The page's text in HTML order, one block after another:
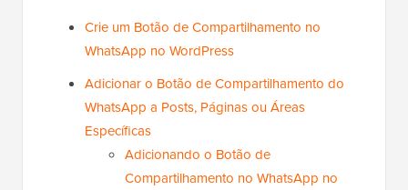
Crie um Botão de Compartilhamento no
WhatsApp no WordPress
Adicionar o Botão de Compartilhamento do
WhatsApp a Posts, Páginas ou Áreas
Específicas
Adicionando o Botão de
Compartilhamento no WhatsApp no